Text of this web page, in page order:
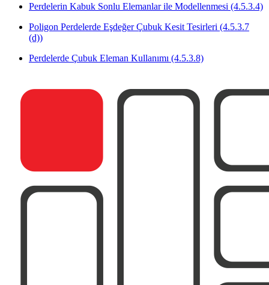
Perdelerin Kabuk Sonlu Elemanlar ile Modellenmesi (4.5.3.4)
Poligon Perdelerde Eşdeğer Çubuk Kesit Tesirleri (4.5.3.7
(d))
Perdelerde Çubuk Eleman Kullanımı (4.5.3.8)